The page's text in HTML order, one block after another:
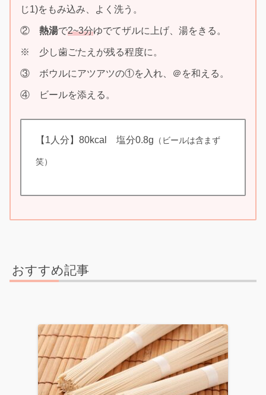
じ1)をもみ込み、よく洗う。
② 熱湯で2~3分ゆでてザルに上げ、湯をきる。
※ 少し歯ごたえが残る程度に。
③ ボウルにアツアツの①を入れ、＠を和える。
④ ビールを添える。
【1人分】80kcal 塩分0.8g （ビールは含まず
笑）
おすすめ記事